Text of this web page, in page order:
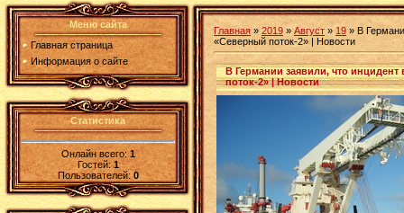
Меню сайта
Главная страница
Информация о сайте
Статистика
Онлайн всего:1
Гостей:1
Пользователей: 0
Главная » 2019 » Август » 19 » В
«Северный поток-2» | Новости
В Германии заявили, что
поток-2» | Новости